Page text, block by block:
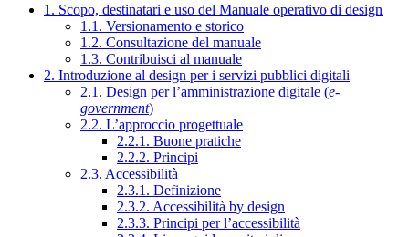
1. Scopo, destinatari e uso del Manuale operativo di design
1.1. Versionamento e storico
1.2. Consultazione del manuale
1.3. Contribuisci al manuale
2. Introduzione al design per i servizi pubblici digitali
2.1. Design per l’amministrazione digitale (e-
government)
2.2. L’approccio progettuale
2.2.1. Buone pratiche
2.2.2. Principi
2.3. Accessibilità
2.3.1. Definizione
2.3.2. Accessibilità by design
2.3.3. Principi per l’accessibilità